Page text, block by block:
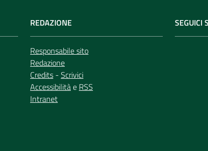
REDAZIONE
Responsabile sito
Redazione
Credits - Scrivici
Accessibilitàe RSS
Intranet
SEGUICI